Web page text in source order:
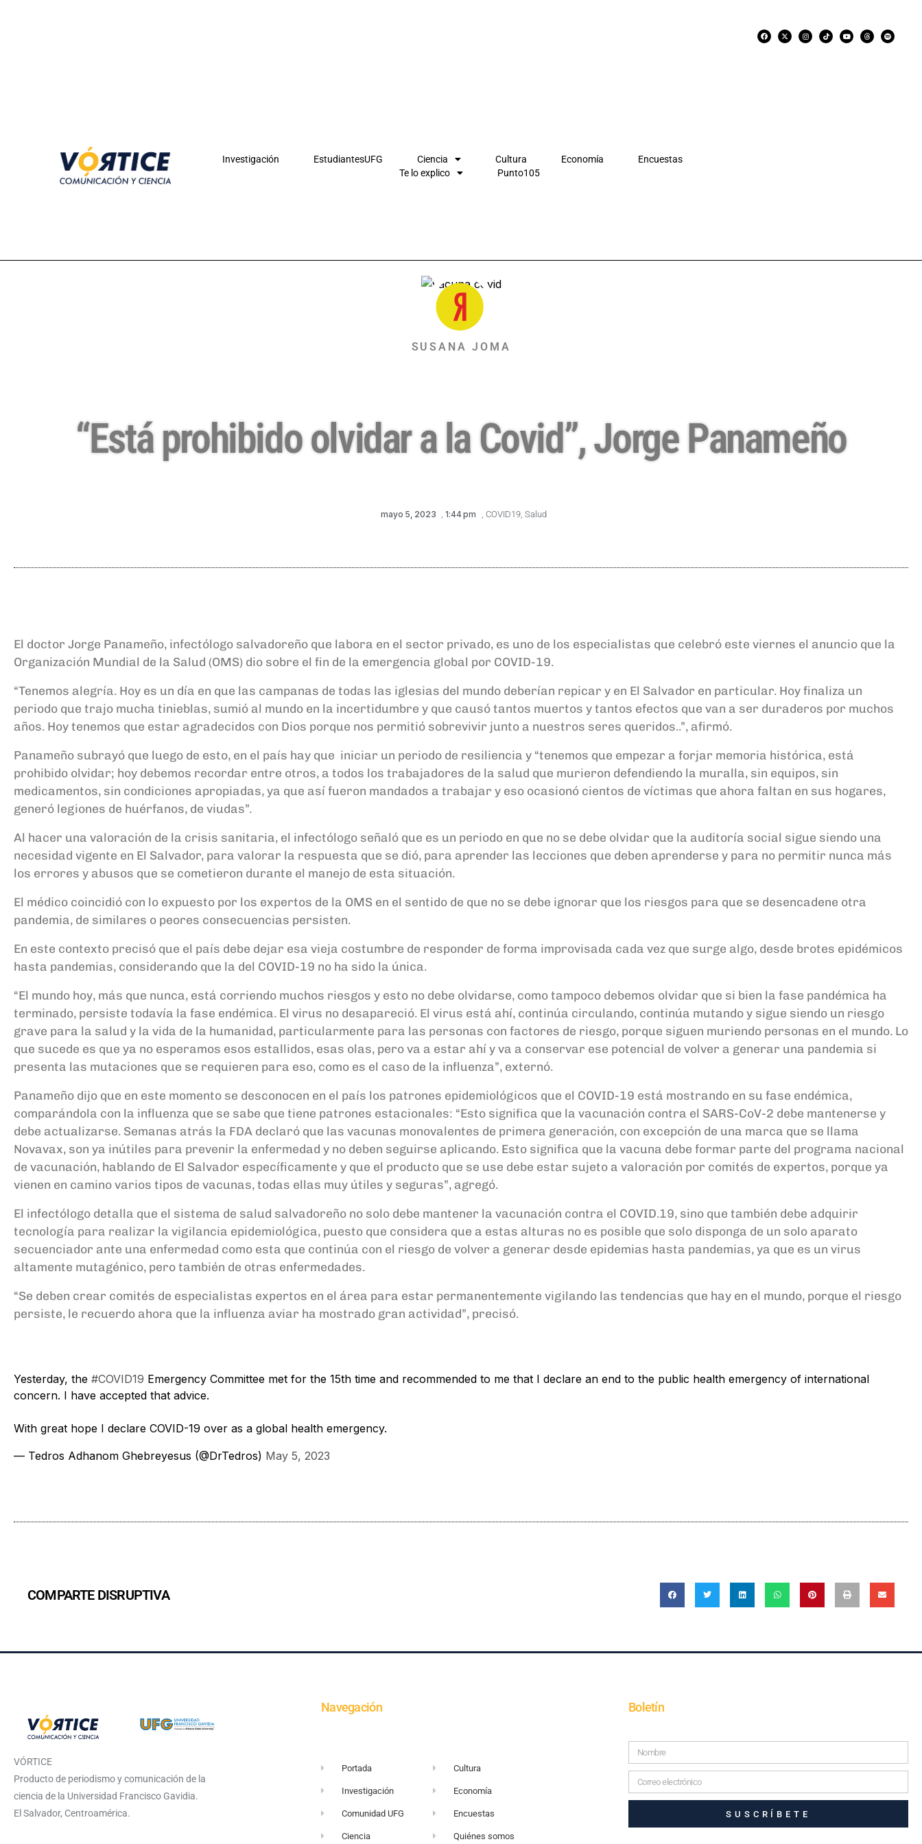
Investigación EstudiantesUFG Ciencia Cultura Economía
Encuestas
Te lo explico
Punto105
SUSANA JOMA
“Está prohibido olvidar a la Covid”, Jorge Panameño
mayo 5, 2023 , 1:44 pm , COVID19, Salud
El doctor Jorge Panameño, infectólogo salvadoreño que labora en el sector privado, es uno de los especialistas que celebró este viernes el anuncio que la
Organización Mundial de la Salud (OMS) dio sobre el fin de la emergencia global por COVID-19.
“Tenemos alegría. Hoy es un día en que las campanas de todas las iglesias del mundo deberían repicar y en El Salvador en particular. Hoy finaliza un
periodo que trajo mucha tinieblas, sumió al mundo en la incertidumbre y que causó tantos muertos y tantos efectos que van a ser duraderos por muchos
años. Hoy tenemos que estar agradecidos con Dios porque nos permitió sobrevivir junto a nuestros seres queridos..”, afirmó.
Panameño subrayó que luego de esto, en el país hay que iniciar un periodo de resiliencia y “tenemos que empezar a forjar memoria histórica, está
prohibido olvidar; hoy debemos recordar entre otros, a todos los trabajadores de la salud que murieron defendiendo la muralla, sin equipos, sin
medicamentos, sin condiciones apropiadas, ya que así fueron mandados a trabajar y eso ocasionó cientos de víctimas que ahora faltan en sus hogares,
generó legiones de huérfanos, de viudas”.
Al hacer una valoración de la crisis sanitaria, el infectólogo señaló que es un periodo en que no se debe olvidar que la auditoría social sigue siendo una
necesidad vigente en El Salvador, para valorar la respuesta que se dió, para aprender las lecciones que deben aprenderse y para no permitir nunca más
los errores y abusos que se cometieron durante el manejo de esta situación.
El médico coincidió con lo expuesto por los expertos de la OMS en el sentido de que no se debe ignorar que los riesgos para que se desencadene otra
pandemia, de similares o peores consecuencias persisten.
En este contexto precisó que el país debe dejar esa vieja costumbre de responder de forma improvisada cada vez que surge algo, desde brotes epidémicos
hasta pandemias, considerando que la del COVID-19 no ha sido la única.
“El mundo hoy, más que nunca, está corriendo muchos riesgos y esto no debe olvidarse, como tampoco debemos olvidar que si bien la fase pandémica ha
terminado, persiste todavía la fase endémica. El virus no desapareció. El virus está ahí, continúa circulando, continúa mutando y sigue siendo un riesgo
grave para la salud y la vida de la humanidad, particularmente para las personas con factores de riesgo, porque siguen muriendo personas en el mundo. Lo
que sucede es que ya no esperamos esos estallidos, esas olas, pero va a estar ahí y va a conservar ese potencial de volver a generar una pandemia si
presenta las mutaciones que se requieren para eso, como es el caso de la influenza”, externó.
Panameño dijo que en este momento se desconocen en el país los patrones epidemiológicos que el COVID-19 está mostrando en su fase endémica,
comparándola con la influenza que se sabe que tiene patrones estacionales: “Esto significa que la vacunación contra el SARS-CoV-2 debe mantenerse y
debe actualizarse. Semanas atrás la FDA declaró que las vacunas monovalentes de primera generación, con excepción de una marca que se llama
Novavax, son ya inútiles para prevenir la enfermedad y no deben seguirse aplicando. Esto significa que la vacuna debe formar parte del programa nacional
de vacunación, hablando de El Salvador específicamente y que el producto que se use debe estar sujeto a valoración por comités de expertos, porque ya
vienen en camino varios tipos de vacunas, todas ellas muy útiles y seguras”, agregó.
El infectólogo detalla que el sistema de salud salvadoreño no solo debe mantener la vacunación contra el COVID.19, sino que también debe adquirir
tecnología para realizar la vigilancia epidemiológica, puesto que considera que a estas alturas no es posible que solo disponga de un solo aparato
secuenciador ante una enfermedad como esta que continúa con el riesgo de volver a generar desde epidemias hasta pandemias, ya que es un virus
altamente mutagénico, pero también de otras enfermedades.
“Se deben crear comités de especialistas expertos en el área para estar permanentemente vigilando las tendencias que hay en el mundo, porque el riesgo
persiste, le recuerdo ahora que la influenza aviar ha mostrado gran actividad”, precisó.
Yesterday, the #COVID19 Emergency Committee met for the 15th time and recommended to me that I declare an end to the public health emergency of international
concern. I have accepted that advice.
With great hope I declare COVID-19 over as a global health emergency.
— Tedros Adhanom Ghebreyesus (@DrTedros) May 5, 2023
COMPARTE DISRUPTIVA
VÓRTICE
Producto de periodismo y comunicación de la
ciencia de la Universidad Francisco Gavidia.
El Salvador, Centroamérica.
Navegación
Portada
Investigación
Comunidad UFG
Ciencia
Cultura
Economía
Encuestas
Quiénes somos
Boletín
SUSCRÍBETE